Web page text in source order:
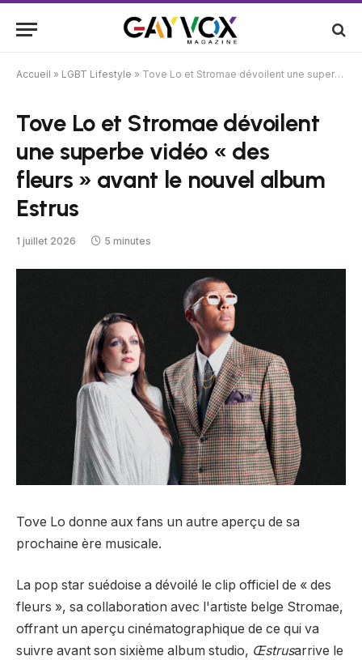
Accueil » LGBT Lifestyle » Tove Lo et Stromae dévoilent une superbe vidéo « des fleurs » avant le nouvel album Estrus
Tove Lo et Stromae dévoilent
une superbe vidéo « des
fleurs » avant le nouvel album
Estrus
1 juillet 2026 5 minutes
Tove Lo donne aux fans un autre aperçu de sa
prochaine ère musicale.
La pop star suédoise a dévoilé le clip officiel de « des
fleurs », sa collaboration avec l'artiste belge Stromae,
offrant un aperçu cinématographique de ce qui va
suivre avant son sixième album studio, Œstrusarrive le